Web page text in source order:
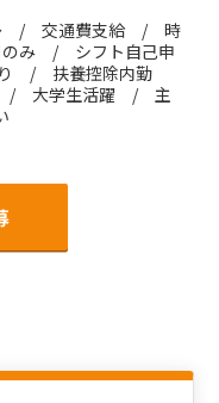
/ 交通費支給 / 時
み / シフト自己申
/ 扶養控除内勤
/ 大学生活躍 / 主